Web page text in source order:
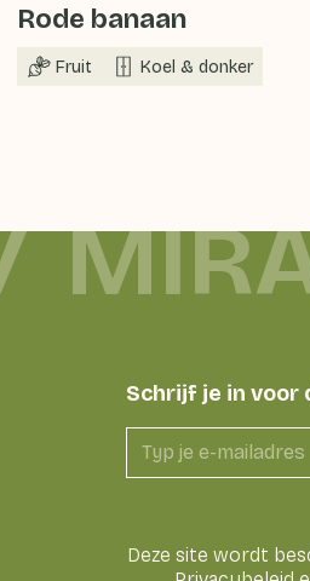
Rode banaan
Fruit Koel & donker
Schrijf je in voor
Deze site wordt